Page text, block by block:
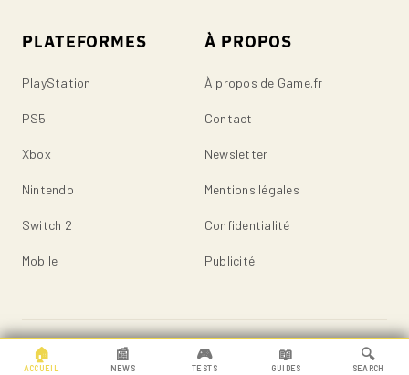
PLATEFORMES
PlayStation
PS5
Xbox
Nintendo
Switch 2
Mobile
À PROPOS
À propos de Game.fr
Contact
Newsletter
Mentions légales
Confidentialité
Publicité
© 2026 Game.fr — Tous droits réservés.
🏠
ACCUEIL
📰
NEWS
🎮
TESTS
📖
GUIDES
🔍
SEARCH